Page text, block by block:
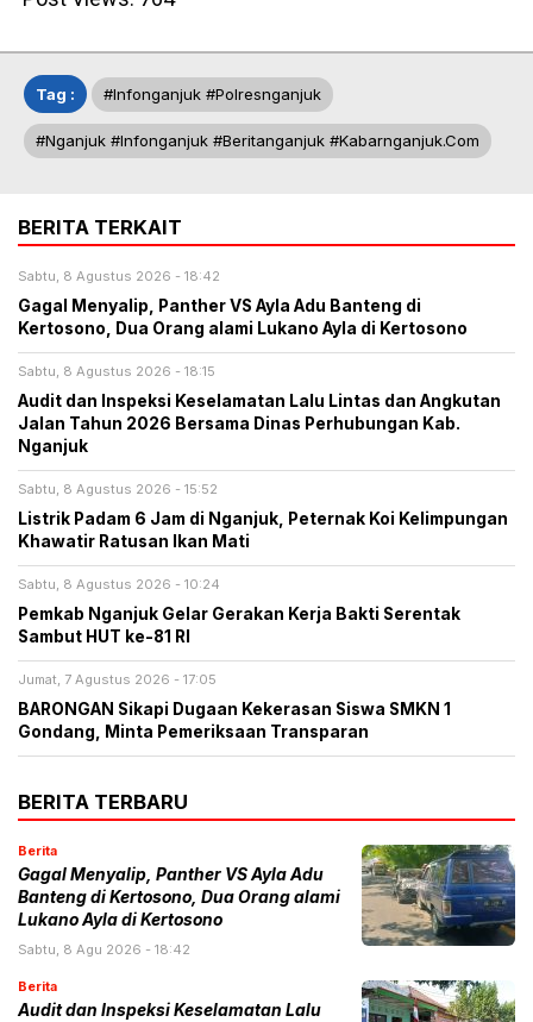
Tag : #infonganjuk #polresnganjuk
#nganjuk #infonganjuk #beritanganjuk #kabarnganjuk.com
BERITA TERKAIT
Sabtu, 8 Agustus 2026 - 18:42
Gagal Menyalip, Panther VS Ayla Adu Banteng di
Kertosono, Dua Orang alami Lukano Ayla di Kertosono
Sabtu, 8 Agustus 2026 - 18:15
Audit dan Inspeksi Keselamatan Lalu Lintas dan Angkutan
Jalan Tahun 2026 Bersama Dinas Perhubungan Kab.
Nganjuk
Sabtu, 8 Agustus 2026 - 15:52
Listrik Padam 6 Jam di Nganjuk, Peternak Koi Kelimpungan
Khawatir Ratusan Ikan Mati
Sabtu, 8 Agustus 2026 - 10:24
Pemkab Nganjuk Gelar Gerakan Kerja Bakti Serentak
Sambut HUT ke-81 RI
Jumat, 7 Agustus 2026 - 17:05
BARONGAN Sikapi Dugaan Kekerasan Siswa SMKN 1
Gondang, Minta Pemeriksaan Transparan
BERITA TERBARU
Berita
Gagal Menyalip, Panther VS Ayla Adu
Banteng di Kertosono, Dua Orang alami
Lukano Ayla di Kertosono
Sabtu, 8 Agu 2026 - 18:42
Berita
Audit dan Inspeksi Keselamatan Lalu